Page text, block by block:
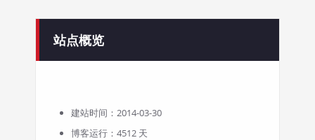
站点概览
建站时间：2014-03-30
博客运行：4512 天